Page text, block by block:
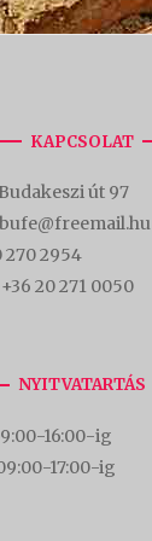
KAPCSOLAT
út 97
270 2954
+36 20 271 0050
NYITVATARTÁS
16:00-ig
17:00-ig